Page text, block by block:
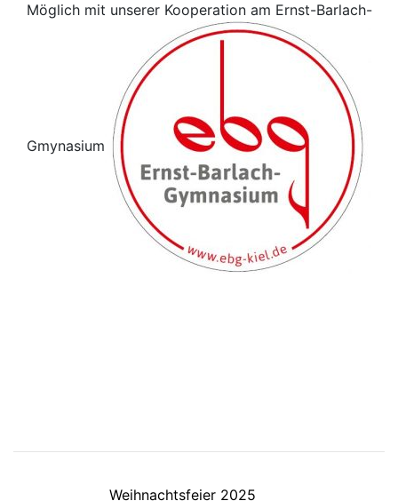
Möglich mit unserer Kooperation am Ernst-Barlach-
Gmynasium
Weihnachtsfeier 2025